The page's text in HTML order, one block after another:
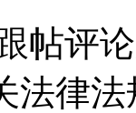
帖评
法律